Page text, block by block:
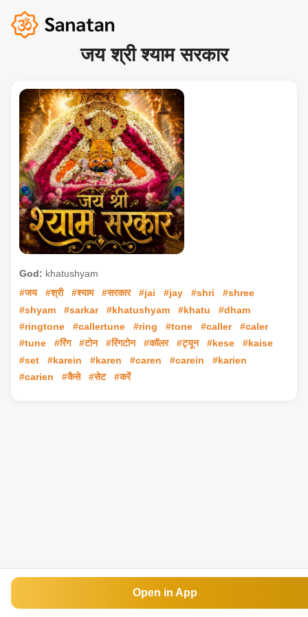
जय श्री श्याम सरकार
God: khatushyam
#जय
#श्री #श्याम #सरकार #jai #jay #shri
#shree
#shyam
#sarkar #khatushyam #khatu
#dham
#ringtone
#callertune #ring #tone #caller
#caler
#tune
#रिंग #टोन #रिंगटोन #कॉलर #ट्यून #kese
#kaise
#set
#karein #karen #caren #carein
#karien
#carien
#कैसे #सेट #करें
Open in App